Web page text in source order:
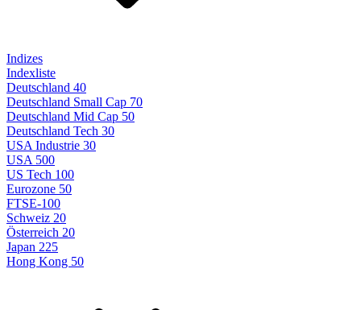
Indizes
Indexliste
Deutschland 40
Deutschland Small Cap 70
Deutschland Mid Cap 50
Deutschland Tech 30
USA Industrie 30
USA 500
US Tech 100
Eurozone 50
FTSE-100
Schweiz 20
Österreich 20
Japan 225
Hong Kong 50